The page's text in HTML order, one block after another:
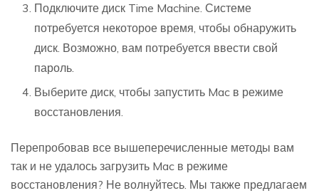
Подключите диск Time Machine. Системе
потребуется некоторое время, чтобы обнаружить
диск. Возможно, вам потребуется ввести свой
пароль.
Выберите диск, чтобы запустить Mac в режиме
восстановления.
Перепробовав все вышеперечисленные методы вам
так и не удалось загрузить Mac в режиме
восстановления? Не волнуйтесь. Мы также предлагаем